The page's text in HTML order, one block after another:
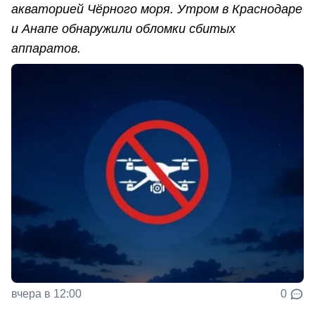
акваторией Чёрного моря. Утром в Краснодаре
и Анапе обнаружили обломки сбитых
аппаратов.
вчера в 12:00 0